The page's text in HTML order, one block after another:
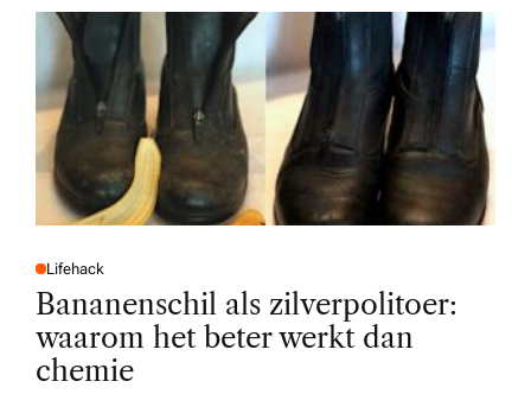
R
P
O
E
D
I
N
Lifehack
Bananenschil als zilverpolitoer:
waarom het beter werkt dan
chemie